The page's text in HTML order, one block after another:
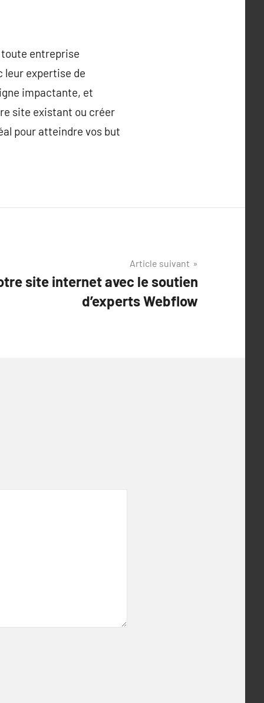
entreprise
leur expertise de
impactante, et
site existant ou créer
pour atteindre vos but
Article suivant
site internet avec le soutien
d’experts Webflow